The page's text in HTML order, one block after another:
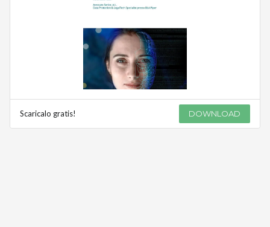
Scaricalo gratis! DOWNLOAD